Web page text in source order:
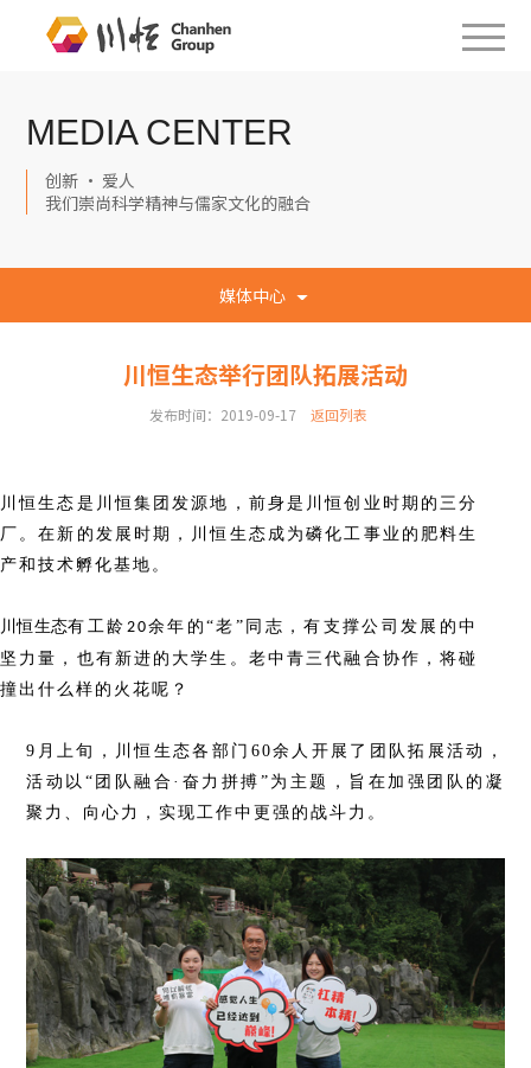
MEDIA CENTER
创新 · 爱人
我们崇尚科学精神与儒家文化的融合
媒体中心
川恒生态举行团队拓展活动
发布时间：2019-09-17 返回列表
川恒生态是川恒集团发源地，前身是川恒创业时期的三分
厂。在新的发展时期，川恒生态成为磷化工事业的肥料生
产和技术孵化基地。
川恒生态有工龄 20余年的“老”同志，有支撑公司发展的中
坚力量，也有新进的大学生。老中青三代融合协作，将碰
撞出什么样的火花呢？
9月上旬，川恒生态各部门60余人开展了团队拓展活动，
活动以“团队融合·奋力拼搏”为主题，旨在加强团队的凝
聚力、向心力，实现工作中更强的战斗力。